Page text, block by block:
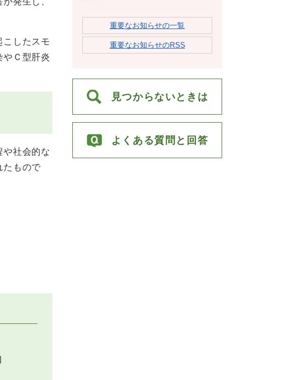
したスモ
Ｃ型肝炎
社会的な
たもので
重要なお知らせの一覧
重要なお知らせのRSS
見つからないときは
よくある質問と回答